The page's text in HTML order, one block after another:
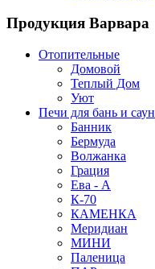
Продукция Варвара
Отопительные
Домовой
Теплый Дом
Уют
Печи для бань и саун
Банник
Бермуда
Волжанка
Грация
Ева - А
К-70
КАМЕНКА
Меридиан
МИНИ
Паленица